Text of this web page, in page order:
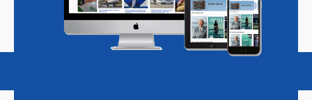
Magazine Podcasts Vacatures